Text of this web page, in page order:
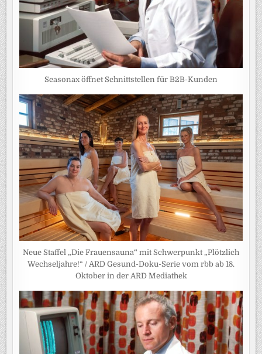
Seasonax öffnet Schnittstellen für B2B-Kunden
Neue Staffel „Die Frauensauna“ mit Schwerpunkt „Plötzlich
Wechseljahre!“ / ARD Gesund-Doku-Serie vom rbb ab 18.
Oktober in der ARD Mediathek